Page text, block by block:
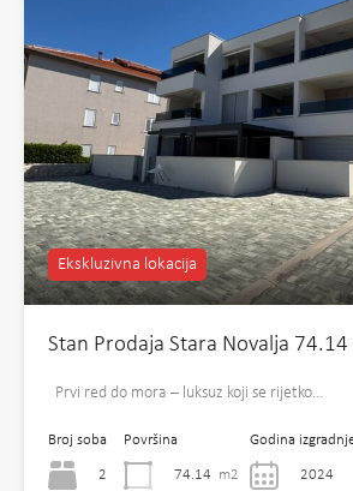
Ekskluzivna lokacija
Stan Prodaja Stara Novalja 74.14
Prvi red do mora – luksuz koji se rijetko…
Broj soba
2
Površina
74.14 m2
Godina
2024